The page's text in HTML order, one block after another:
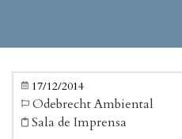
 17/12/2014
 Odebrecht Ambiental
 Sala de Imprensa